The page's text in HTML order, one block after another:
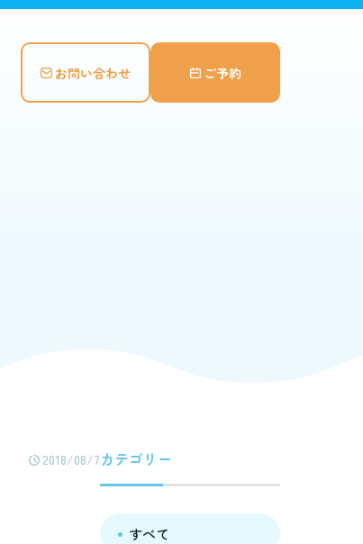
お問い合わせ ご予約
2018/08/7カテゴリー
すべて